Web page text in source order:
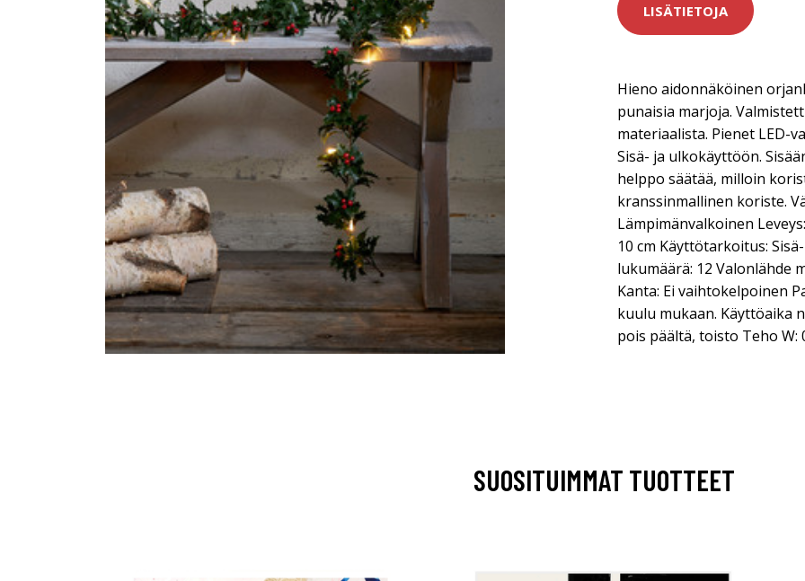
LISÄTIETOJA
Hieno aidonnäköinen
punaisia marjoja.
materiaalista. Pienet LED-
Sisä- ja ulkokäyttöön.
helppo säätää, milloin
kranssinmallinen koriste.
Lämpimänvalkoinen
10 cm Käyttötarkoitus:
lukumäärä: 12 Valonlähde
Kanta: Ei vaihtokelpoinen
kuulu mukaan. Käyttöaika
pois päältä, toisto Teho W:
SUOSITUIMMAT TUOTTEET